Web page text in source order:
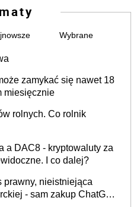
Wybrane
zamykać się nawet 18
miesięcznie
rolnych. Co rolnik
a DAC8 - kryptowaluty za
I co dalej?
prawny, nieistniejąca
- sam zakup ChatGPT